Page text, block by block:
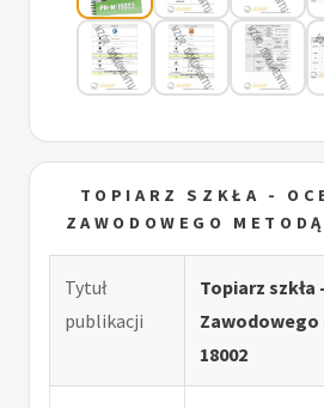
TOPIARZ SZKŁA -
ZAWODOWEGO
Tytuł
publikacji
Topiarz szkła
Zawodowego
18002